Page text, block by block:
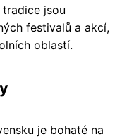
tradice jsou
festivalů a akcí,
oblastí.
je bohaté na